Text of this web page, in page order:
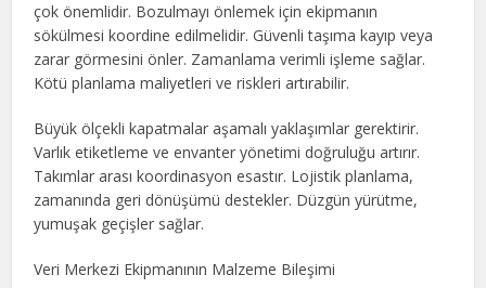
çok önemlidir. Bozulmayı önlemek için ekipmanın
sökülmesi koordine edilmelidir. Güvenli taşıma kayıp veya
zarar görmesini önler. Zamanlama verimli işleme sağlar.
Kötü planlama maliyetleri ve riskleri artırabilir.
Büyük ölçekli kapatmalar aşamalı yaklaşımlar gerektirir.
Varlık etiketleme ve envanter yönetimi doğruluğu artırır.
Takımlar arası koordinasyon esastır. Lojistik planlama,
zamanında geri dönüşümü destekler. Düzgün yürütme,
yumuşak geçişler sağlar.
Veri Merkezi Ekipmanının Malzeme Bileşimi